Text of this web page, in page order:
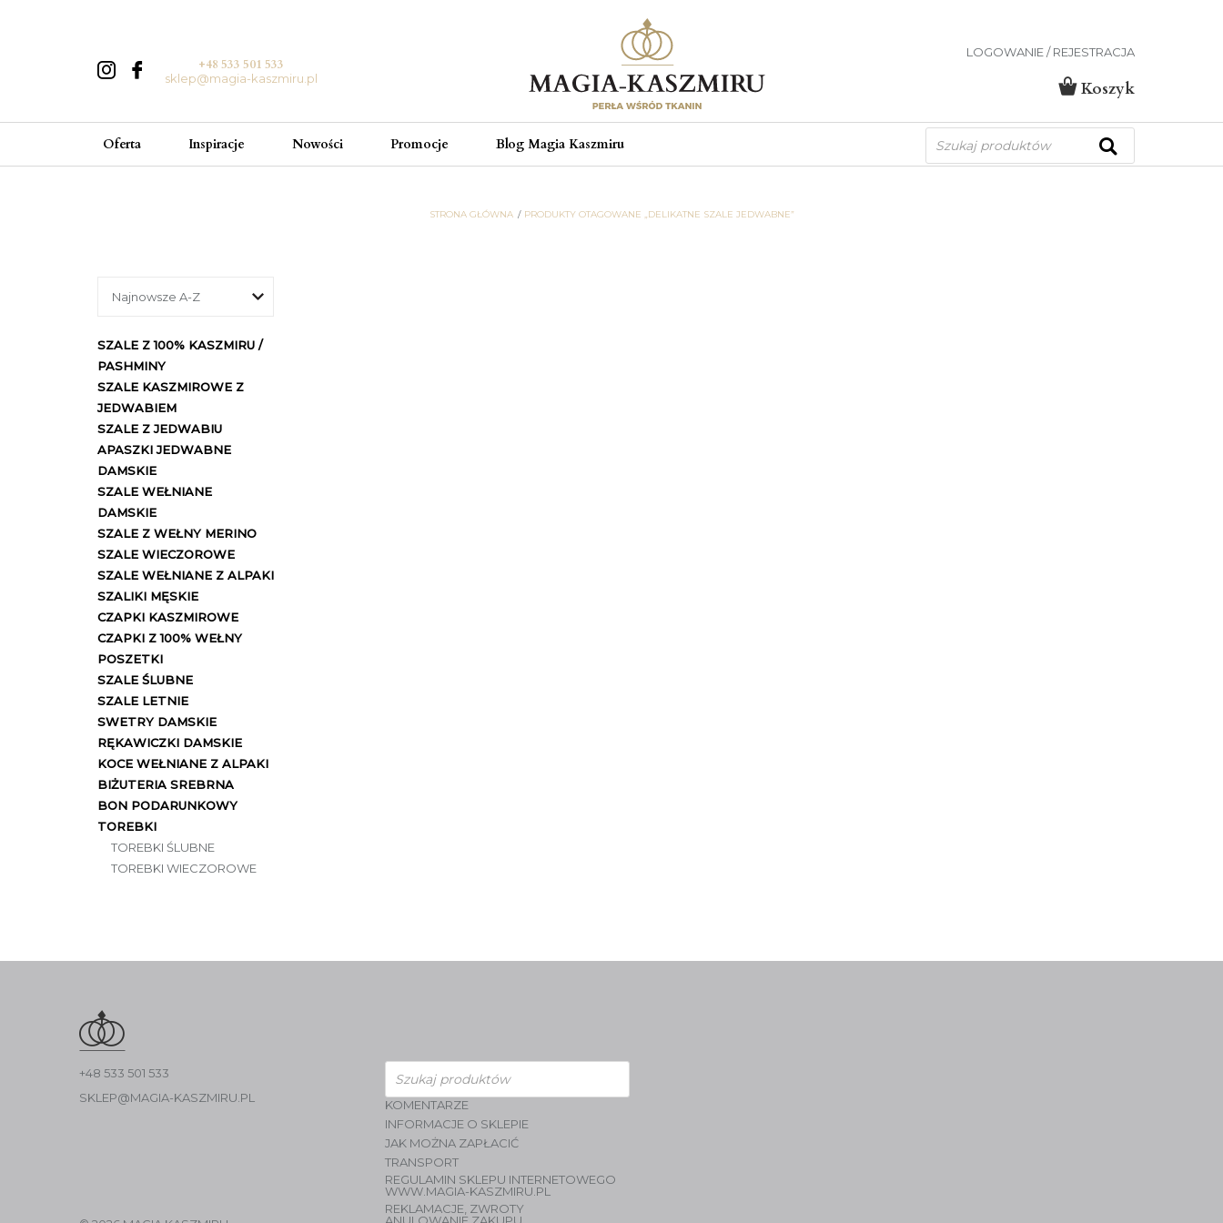
+48 533 501 533
sklep@magia-kaszmiru.pl
LOGOWANIE / REJESTRACJA
Koszyk
Oferta Inspiracje Nowości Promocje Blog Magia Kaszmiru
Wyszukiwarka
produktów
STRONA GŁÓWNA PRODUKTY OTAGOWANE „DELIKATNE SZALE JEDWABNE”
SZALE Z 100% KASZMIRU /
PASHMINY
SZALE KASZMIROWE Z
JEDWABIEM
SZALE Z JEDWABIU
APASZKI JEDWABNE
DAMSKIE
SZALE WEŁNIANE
DAMSKIE
SZALE Z WEŁNY MERINO
SZALE WIECZOROWE
SZALE WEŁNIANE Z ALPAKI
SZALIKI MĘSKIE
CZAPKI KASZMIROWE
CZAPKI Z 100% WEŁNY
POSZETKI
SZALE ŚLUBNE
SZALE LETNIE
SWETRY DAMSKIE
RĘKAWICZKI DAMSKIE
KOCE WEŁNIANE Z ALPAKI
BIŻUTERIA SREBRNA
BON PODARUNKOWY
TOREBKI
TOREBKI ŚLUBNE
TOREBKI WIECZOROWE
+48 533 501 533
SKLEP@MAGIA-KASZMIRU.PL
Wyszukiwarka
produktów
KOMENTARZE
INFORMACJE O SKLEPIE
JAK MOŻNA ZAPŁACIĆ
TRANSPORT
REGULAMIN SKLEPU INTERNETOWEGO
WWW.MAGIA-KASZMIRU.PL
REKLAMACJE, ZWROTY